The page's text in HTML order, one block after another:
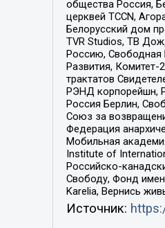
общества Россия,
церквей TCCN,
Белорусский дом
TVR Studios, ТВ
Россию, Свободная
Развития,
трактатов
РЭНД корпорейшн,
Россия Берлин,
Союз за
Федерация
Мобильная
Institute of
Российско-
Свободу, Фонд
Karelia, Вернись
Источник: